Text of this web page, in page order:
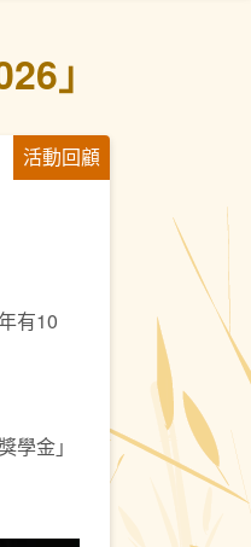
」
活動回顧
有10
金」